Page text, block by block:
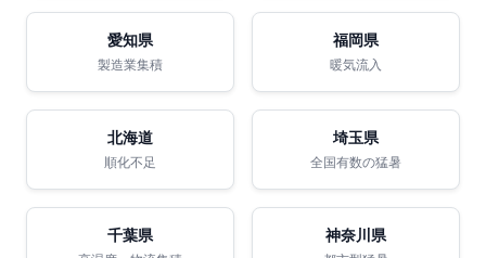
愛知県
製造業集積
福岡県
暖気流入
北海道
順化不足
埼玉県
全国有数の猛暑
千葉県 神奈川県